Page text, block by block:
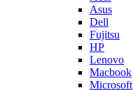
Asus
Dell
Fujitsu
HP
Lenovo
Macbook
Microsoft